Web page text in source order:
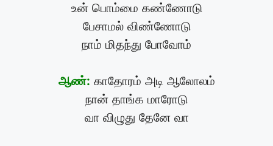
உன் பொம்மை கண்ணோடு
பேசாமல் விண்ணோடு
நாம் மிதந்து போவோம்
ஆண்: காதோரம் அடி ஆலோலம்
நான் தாங்க மாரோடு
வா விழுது தேனே வா